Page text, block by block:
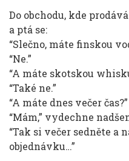
Do obchodu, kde
a ptá se:
“Slečno, máte finskou
“Ne.”
“A máte skotskou
“Také ne.”
“A máte dnes večer čas?”
“Mám,” vydechne
“Tak si večer sedněte a
objednávku…”